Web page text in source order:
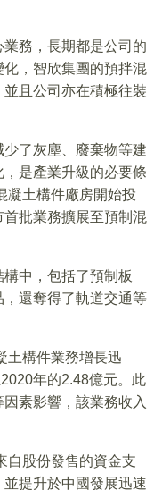
務，長期都是公司的
，智欣集團的預拌混
且公司亦在積極往裝
了灰塵、廢棄物等建
是產業升級的必要條
凝土構件廠房開始投
批業務擴展至預制混
中，包括了預制板
還奪得了軌道交通等
土構件業務增長迅
年的2.48億元。此
素影響，該業務收入
自股份發售的資金支
提升於中國發展迅速